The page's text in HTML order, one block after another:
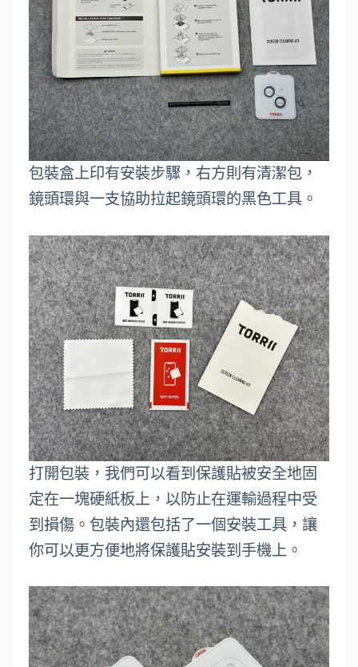
包裝盒上印有安裝步驟，右方則有清潔包，
鏡頭環與一支協助拉起鏡頭環的黑色工具。
打開包裝，我們可以看到保護貼被安全地固
定在一塊硬紙板上，以防止在運輸過程中受
到損傷。包裝內還包括了一個安裝工具，讓
你可以更方便地將保護貼安裝到手機上。